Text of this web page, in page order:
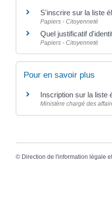
S'inscrire sur la liste
Papiers - Citoyenneté
Quel justificatif
Papiers - Citoyenneté
Pour en savoir plus
Inscription sur la liste
Ministère chargé des
© Direction de l'information légale